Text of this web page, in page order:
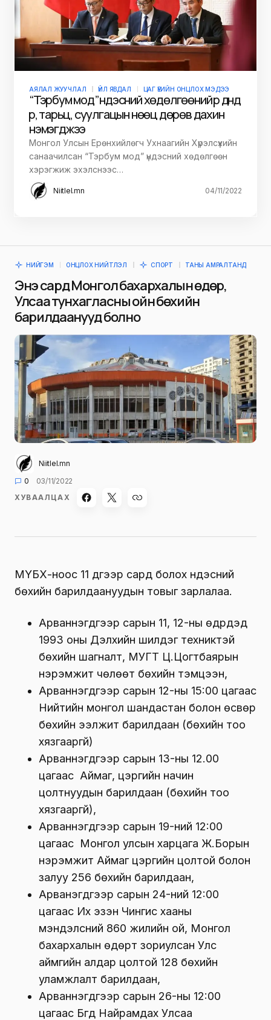
АЯЛАЛ ЖУУЧЛАЛ ҮЙЛ ЯВДАЛ ЦАГ ҮЕИЙН ОНЦЛОХ МЭДЭЭ
“Тэрбум мод” үндэсний хөдөлгөөний үр дүнд
үр, тарьц, суулгацын нөөц дөрөв дахин
нэмэгджээ
Монгол Улсын Ерөнхийлөгч Ухнаагийн Хүрэлсүхийн
санаачилсан “Тэрбум мод” үндэсний хөдөлгөөн
хэрэгжиж эхэлснээс…
Niitlel.mn 04/11/2022
НИЙГЭМ ОНЦЛОХ НИЙТЛЭЛ СПОРТ ТАНЫ АМРАЛТАНД
Энэ сард Монгол бахархалын өдөр,
Улсаа тунхагласны ойн бөхийн
барилдаанууд болно
Niitlel.mn
0
03/11/2022
ХУВААЛЦАХ
МҮБХ-ноос 11 дүгээр сард болох үндэсний
бөхийн барилдаануудын товыг зарлалаа.
Арваннэгдүгээр сарын 11, 12-ны өдрүүдэд
1993 оны Дэлхийн шилдэг техниктэй
бөхийн шагналт, МУГТ Ц.Цогтбаярын
нэрэмжит чөлөөт бөхийн тэмцээн,
Арваннэгдүгээр сарын 12-ны 15:00 цагаас
Нийтийн монгол шандастан болон өсвөр
бөхийн ээлжит барилдаан (бөхийн тоо
хязгааргүй)
Арваннэгдүгээр сарын 13-ны 12.00
цагаас Аймаг, цэргийн начин
цолтнуудын барилдаан (бөхийн тоо
хязгааргүй),
Арваннэгдүгээр сарын 19-ний 12:00
цагаас Монгол улсын харцага Ж.Борын
нэрэмжит Аймаг цэргийн цолтой болон
залуу 256 бөхийн барилдаан,
Арванэгдүгээр сарын 24-ний 12:00
цагаас Их эзэн Чингис хааны
мэндэлсний 860 жилийн ой, Монгол
бахархалын өдөрт зориулсан Улс
аймгийн алдар цолтой 128 бөхийн
уламжлалт барилдаан,
Арваннэгдүгээр сарын 26-ны 12:00
цагаас Бүгд Найрамдах Улсаа